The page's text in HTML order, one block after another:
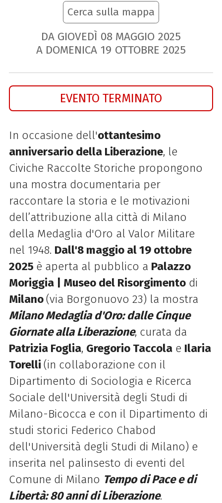
Cerca sulla mappa
DA GIOVEDÌ 08 MAGGIO 2025
A DOMENICA 19 OTTOBRE 2025
EVENTO TERMINATO
In occasione dell'ottantesimo
anniversario della Liberazione, le
Civiche Raccolte Storiche propongono
una mostra documentaria per
raccontare la storia e le motivazioni
dell’attribuzione alla città di Milano
della Medaglia d'Oro al Valor Militare
nel 1948. Dall'8 maggio al 19 ottobre
2025 è aperta al pubblico a Palazzo
Moriggia | Museo del Risorgimentodi
Milano(via Borgonuovo 23) la mostra
Milano Medaglia d'Oro: dalle Cinque
Giornate alla Liberazione, curata da
Patrizia Foglia, Gregorio Taccolae Ilaria
Torelli (in collaborazione con il
Dipartimento di Sociologia e Ricerca
Sociale dell'Università degli Studi di
Milano-Bicocca e con il Dipartimento di
studi storici Federico Chabod
dell'Università degli Studi di Milano) e
inserita nel palinsesto di eventi del
Comune di Milano Tempo di Pace e di
Libertà: 80 anni di Liberazione.